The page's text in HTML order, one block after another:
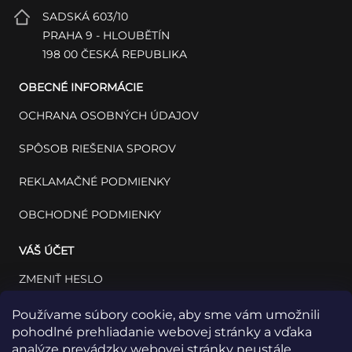
Používame súbory cookie, aby sme vám umožnili
pohodlné prehliadanie webovej stránky a vďaka
SADSKÁ 603/10
PRAHA 9 - HLOUBĚTÍN
198 00 ČESKÁ REPUBLIKA
OBECNÉ INFORMÁCIE
OCHRANA OSOBNÝCH ÚDAJOV
SPÔSOB RIEŠENIA SPOROV
REKLAMAČNÉ PODMIENKY
OBCHODNÉ PODMIENKY
VÁŠ ÚČET
ZMENIŤ HESLO
VÁŠ PROFIL
VAŠE OBJEDNÁVKY